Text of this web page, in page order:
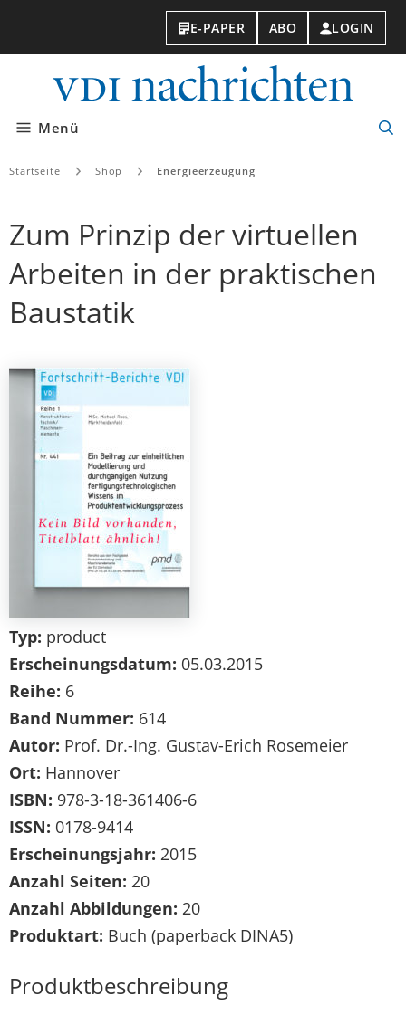
E-PAPER ABO LOGIN
Menü
Startseite Shop Energieerzeugung
Zum Prinzip der virtuellen
Arbeiten in der praktischen
Baustatik
Typ: product
Erscheinungsdatum: 05.03.2015
Reihe: 6
Band Nummer: 614
Autor: Prof. Dr.-Ing. Gustav-Erich Rosemeier
Ort: Hannover
ISBN: 978-3-18-361406-6
ISSN: 0178-9414
Erscheinungsjahr: 2015
Anzahl Seiten: 20
Anzahl Abbildungen: 20
Produktart: Buch (paperback DINA5)
Produktbeschreibung